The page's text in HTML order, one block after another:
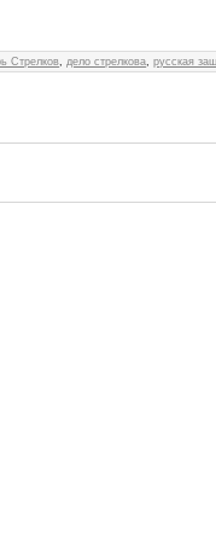
Стрелков,дело стрелкова,русская